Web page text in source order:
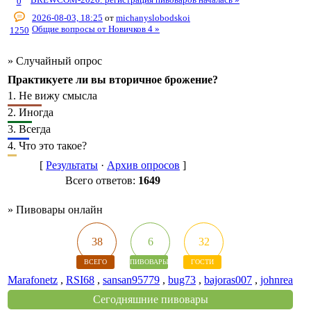
1250
2026-08-03, 18:25 от michanyslobodskoi
Общие вопросы от Новичков 4 »
» Случайный опрос
Практикуете ли вы вторичное брожение?
1. Не вижу смысла
2. Иногда
3. Всегда
4. Что это такое?
[ Результаты · Архив опросов ]
Всего ответов: 1649
» Пивовары онлайн
38
ВСЕГО
6
ПИВОВАРЫ
32
ГОСТИ
Marafonetz , RSI68 , sansan95779 , bug73 , bajoras007 , johnrea
Сегодняшние пивовары